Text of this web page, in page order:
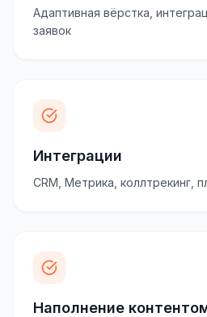
Адаптивная вёрстка,
заявок
Интеграции
CRM, Метрика, коллтрекинг,
Наполнение